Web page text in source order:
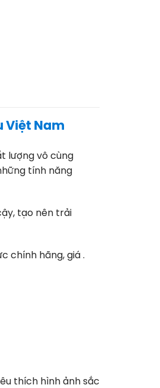
Việt Nam
lượng vô cùng
tính năng
tạo nên trải
chính hãng, giá .
thích hình ảnh sắc